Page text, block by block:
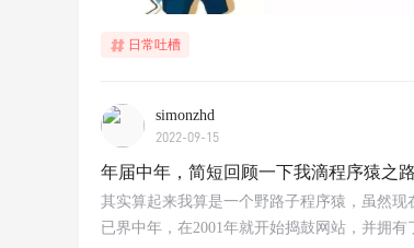
日常吐槽
simonzhd
2022-09-15
年届中年，简短回顾一下我滴程序猿之路
其实算起来我算是一个野路子程序猿，虽然
已界中年，在2001年就开始捣鼓网站，并拥